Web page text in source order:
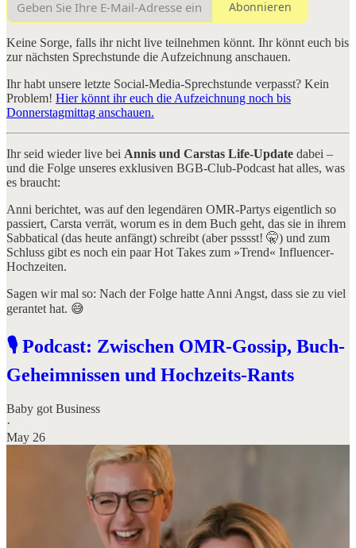
Abonnieren
Keine Sorge, falls ihr nicht live teilnehmen könnt. Ihr könnt euch bis
zur nächsten Sprechstunde die Aufzeichnung anschauen.
Ihr habt unsere letzte Social-Media-Sprechstunde verpasst? Kein
Problem! Hier könnt ihr euch die Aufzeichnung noch bis
Donnerstagmittag anschauen.
Ihr seid wieder live bei Annis und Carstas Life-Update dabei –
und die Folge unseres exklusiven BGB-Club-Podcast hat alles, was
es braucht:
Anni berichtet, was auf den legendären OMR-Partys eigentlich so
passiert, Carsta verrät, worum es in dem Buch geht, das sie in ihrem
Sabbatical (das heute anfängt) schreibt (aber psssst! 🤫) und zum
Schluss gibt es noch ein paar Hot Takes zum »Trend« Influencer-
Hochzeiten.
Sagen wir mal so: Nach der Folge hatte Anni Angst, dass sie zu viel
gerantet hat. 😅
🎙️ Podcast: Zwischen OMR-Gossip, Buch-
Geheimnissen und Hochzeits-Rants
Baby got Business
·
May 26